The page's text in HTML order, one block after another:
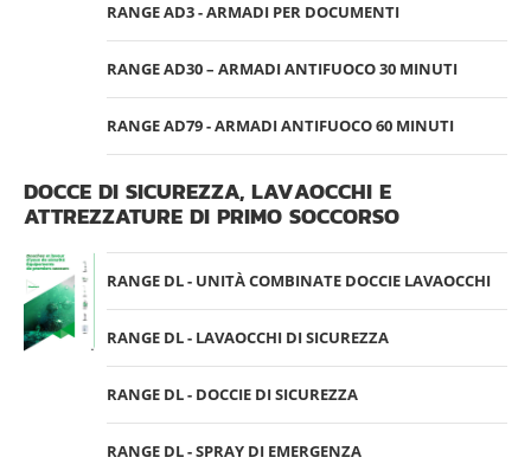
RANGE AD3 - ARMADI PER DOCUMENTI
RANGE AD30 – ARMADI ANTIFUOCO 30 MINUTI
RANGE AD79 - ARMADI ANTIFUOCO 60 MINUTI
DOCCE DI SICUREZZA, LAVAOCCHI E
ATTREZZATURE DI PRIMO SOCCORSO
RANGE DL - UNITÀ COMBINATE DOCCIE LAVAOCCHI
RANGE DL - LAVAOCCHI DI SICUREZZA
RANGE DL - DOCCIE DI SICUREZZA
RANGE DL - SPRAY DI EMERGENZA